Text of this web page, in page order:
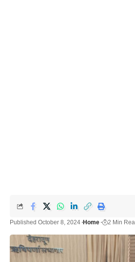
Published October 8, 2024 Home 2 Min